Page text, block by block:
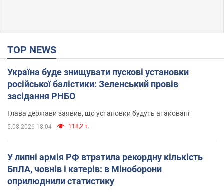
TOP NEWS
Україна буде знищувати пускові установки
російської балістики: Зеленський провів
засідання РНБО
Глава держави заявив, що установки будуть атаковані
5.08.2026 18:04 118,2 т.
У липні армія РФ втратила рекордну кількість
БпЛА, човнів і катерів: в Міноборони
оприлюднили статистику